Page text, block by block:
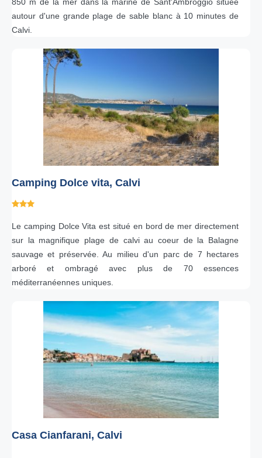
autour d'une grande plage de sable blanc à 10 minutes de
Calvi.
Camping Dolce vita, Calvi
Le camping Dolce Vita est situé en bord de mer directement
sur la magnifique plage de calvi au coeur de la Balagne
sauvage et préservée. Au milieu d'un parc de 7 hectares
arboré et ombragé avec plus de 70 essences
méditerranéennes uniques.
Casa Cianfarani, Calvi